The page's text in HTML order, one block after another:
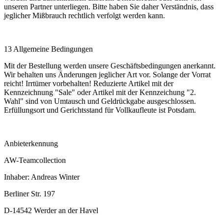
unseren Partner unterliegen. Bitte haben Sie daher Verständnis, dass
jeglicher Mißbrauch rechtlich verfolgt werden kann.
13 Allgemeine Bedingungen
Mit der Bestellung werden unsere Geschäftsbedingungen anerkannt.
Wir behalten uns Änderungen jeglicher Art vor. Solange der Vorrat
reicht! Irrtümer vorbehalten! Reduzierte Artikel mit der
Kennzeichnung "Sale" oder Artikel mit der Kennzeichung "2.
Wahl" sind von Umtausch und Geldrückgabe ausgeschlossen.
Erfüllungsort und Gerichtsstand für Vollkaufleute ist Potsdam.
Anbieterkennung
AW-Teamcollection
Inhaber: Andreas Winter
Berliner Str. 197
D-14542 Werder an der Havel